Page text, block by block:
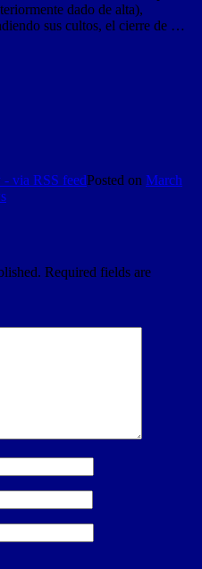
dado de alta),
sus cultos, el cierre de …
via RSS feedPosted on March
Required fields are